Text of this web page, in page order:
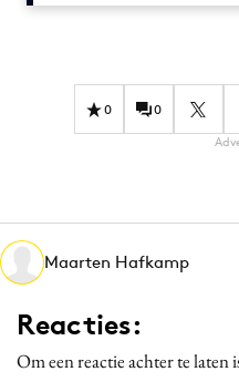
Data & Insights
Digital transformation
Interne communicatie
Martech
Media
0 0
Maarten Hafkamp
Reacties:
Om een reactie achter te laten